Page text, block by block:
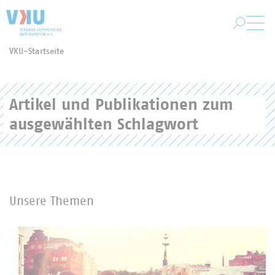
VKU-Startseite
Artikel und Publikationen zum
ausgewählten Schlagwort
Unsere Themen